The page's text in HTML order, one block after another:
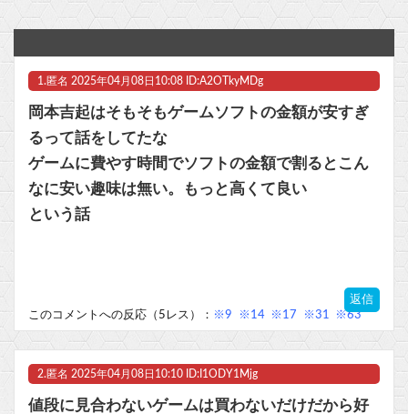
艦これ絵師「AIってみんな言うけど違います！証拠はこれです！」→結果……
【ペルキチ悲報】ペルソナ、完全にXBOXのモノになる
Powered by livedoor 相互RSS
1. 匿名 2025年04月08日10:08 ID:A2OTkyMDg
岡本吉起はそもそもゲームソフトの金額が安すぎ
るって話をしてたな
ゲームに費やす時間でソフトの金額で割るとこん
なに安い趣味は無い。もっと高くて良い
という話
返信
このコメントへの反応（5レス）： ※9 ※14 ※17 ※31 ※63
2. 匿名 2025年04月08日10:10 ID:I1ODY1Mjg
値段に見合わないゲームは買わないだけだから好